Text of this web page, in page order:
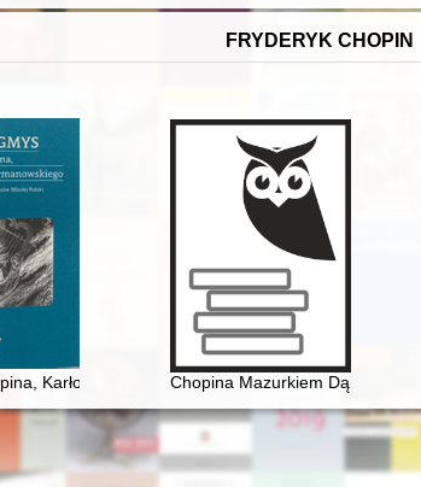
FRYDERYK CHOPIN
Chopina
Karłowicza i Szymanowskiego : szkice i studia o
Chopina Mazurkiem